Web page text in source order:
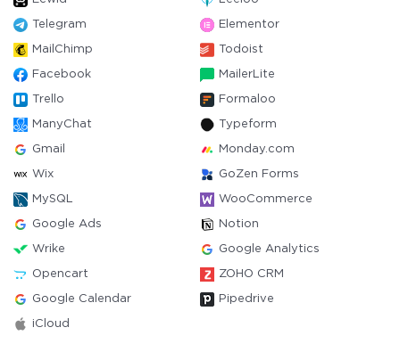
Telegram Elementor
MailChimp Todoist
Facebook MailerLite
Trello Formaloo
ManyChat Typeform
Gmail Monday.com
Wix GoZen Forms
MySQL WooCommerce
Google Ads Notion
Wrike Google Analytics
Opencart ZOHO CRM
Google Calendar Pipedrive
iCloud